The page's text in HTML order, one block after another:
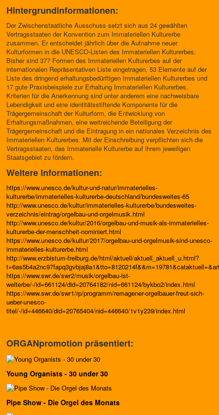
Hintergrundinformationen:
Der Zwischenstaatliche Ausschuss setzt sich aus 24 gewählten
Vertragsstaaten der Konvention zum Immateriellen Kulturerbe
zusammen. Er entscheidet jährlich über die Aufnahme neuer
Kulturformen in die UNESCO-Listen des Immateriellen Kulturerbes.
Bisher sind 377 Formen des Immateriellen Kulturerbes auf der
internationalen Repräsentativen Liste eingetragen, 53 Elemente auf der
Liste des dringend erhaltungsbedürftigen Immateriellen Kulturerbes und
17 gute Praxisbeispiele zur Erhaltung Immateriellen Kulturerbes.
Kriterien für die Anerkennung sind unter anderem eine nachweisbare
Lebendigkeit und eine identitätsstiftende Komponente für die
Trägergemeinschaft der Kulturform, die Entwicklung von
Erhaltungsmaßnahmen, eine weitreichende Beteiligung der
Trägergemeinschaft und die Eintragung in ein nationales Verzeichnis des
Immateriellen Kulturerbes. Mit der Einschreibung verpflichten sich die
Vertragsstaaten, das Immaterielle Kulturerbe auf ihrem jeweiligen
Staatsgebiet zu fördern.
Weitere Informationen:
https://www.unesco.de/kultur-und-natur/immaterielles-
kulturerbe/immaterielles-kulturerbe-deutschland/bundesweites-65
http://www.unesco.de/kultur/immaterielles-kulturerbe/bundesweites-
verzeichnis/eintrag/orgelbau-und-orgelmusik.html
http://www.unesco.de/kultur/2016/orgelbau-und-musik-als-immaterielles-
kulturerbe-der-menschheit-nominiert.html
https://www.unesco.de/kultur/2017/orgelbau-und-orgelmusik-sind-unesco-
immaterielles-kulturerbe.html
http://www.erzbistum-freiburg.de/html/aktuell/aktuell_aktuell_u.html?
https://www.swr.de/swr2/musik/orgelbau-ist-
welterbe/-/id=661124/did=20764182/nid=661124/bykbo2/index.html
https://www.swr.de/swr1/rp/programm/remagener-orgelbauer-freut-sich-
ueber-unesco-
titel/-/id=446640/did=20765404/nid=446640/1v1y239/index.html
ORGANpromotion präsentiert:
Young Organists - 30 under 30
Pipe Show - Die Orgel des Monats